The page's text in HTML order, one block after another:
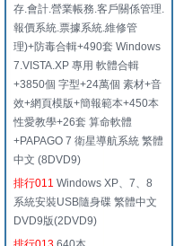
存.會計.營業帳務.客戶關係管理.
報價系統.票據系統.維修管
理)+防毒合輯+490套 Windows
7.VISTA.XP 專用 軟體合輯
+3850個 字型+24萬個 素材+音
效+網頁模版+簡報範本+450本
性愛教學+26套 算命軟體
+PAPAGO 7 衛星導航系統 繁體
中文 (8DVD9)
排行011 Windows XP、7、8
系統安裝USB隨身碟 繁體中文
DVD9版(2DVD9)